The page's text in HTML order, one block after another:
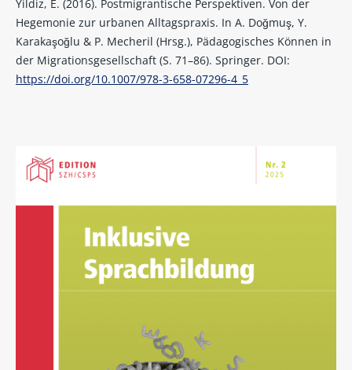
Yildiz, E. (2016). Postmigrantische Perspektiven. Von der
Hegemonie zur urbanen Alltagspraxis. In A. Doğmuş, Y.
Karakaşoğlu & P. Mecheril (Hrsg.), Pädagogisches Können in
der Migrationsgesellschaft (S. 71–86). Springer. DOI:
https://doi.org/10.1007/978-3-658-07296-4_5